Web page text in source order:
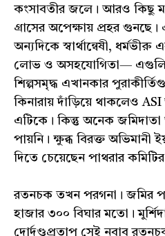
কংসাবতীর জলে। আরও কিছু
গ্রাসের অপেক্ষায় প্রহর
অন্যদিকে স্বার্থান্বেষী, ধর্মভীরু
লোভ ও অসহযোগিতা— এগুলির
শিল্পসমৃদ্ধ এখানকার
কিনারায় দাঁড়িয়ে থাকলেও
এটিকে। কিন্তু অনেক
পায়নি। ক্ষুব্ধ বিরক্ত অভিমানী
দিতে চেয়েছেন পাথরার কমিটির
রতনচক তখন পরগনা। জমির
হাজার ৩০০ বিঘার মতো।
দোর্দণ্ডপ্রতাপ সেই নবাব